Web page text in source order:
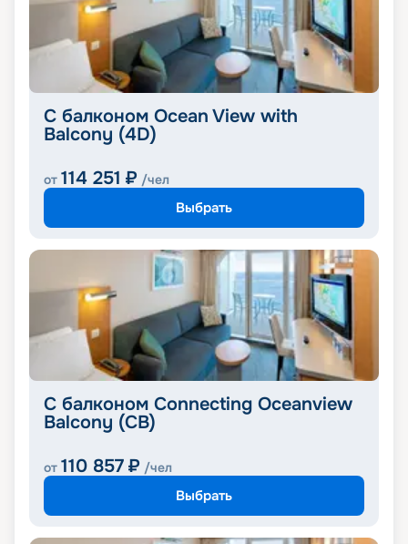
С балконом Ocean View with
Balcony (4D)
от 114 251 ₽ /чел
Выбрать
С балконом Connecting Oceanview
Balcony (CB)
от 110 857 ₽ /чел
Выбрать